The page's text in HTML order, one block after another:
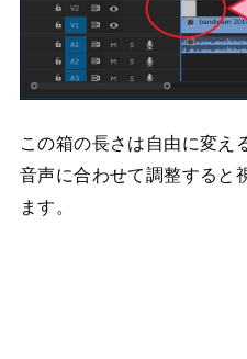
この箱の長さは自由に変え
音声に合わせて調整すると
ます。